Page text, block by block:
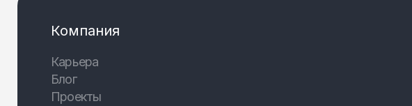
Компания
Карьера
Блог
Проекты